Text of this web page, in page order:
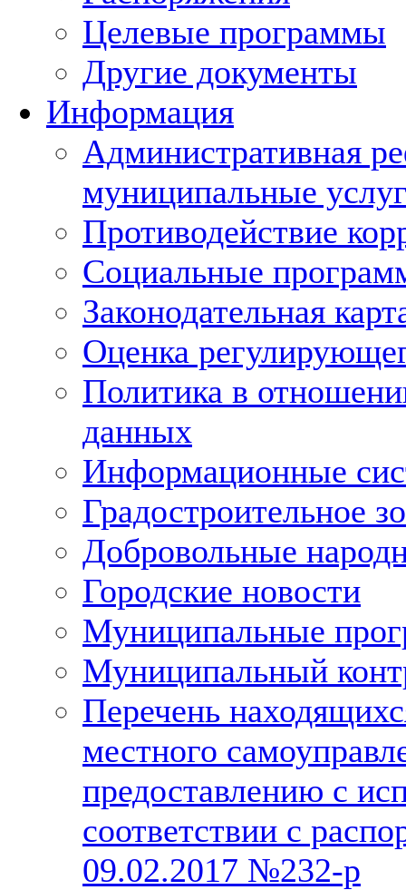
Целевые программы
Другие документы
Информация
Административная
муниципальные
Противодействие
Социальные
Законодательная
Оценка
Политика в
данных
Информационные
Градостроительное
Добровольные
Городские новости
Муниципальные
Муниципальный
Перечень
местного
предоставлению с
соответствии с
09.02.2017 №232-р